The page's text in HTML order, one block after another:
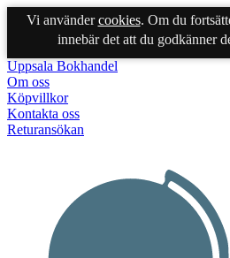
Vi användercookies. Om du
innebär det att du godkänner
Uppsala Bokhandel
Om oss
Köpvillkor
Kontakta oss
Returansökan